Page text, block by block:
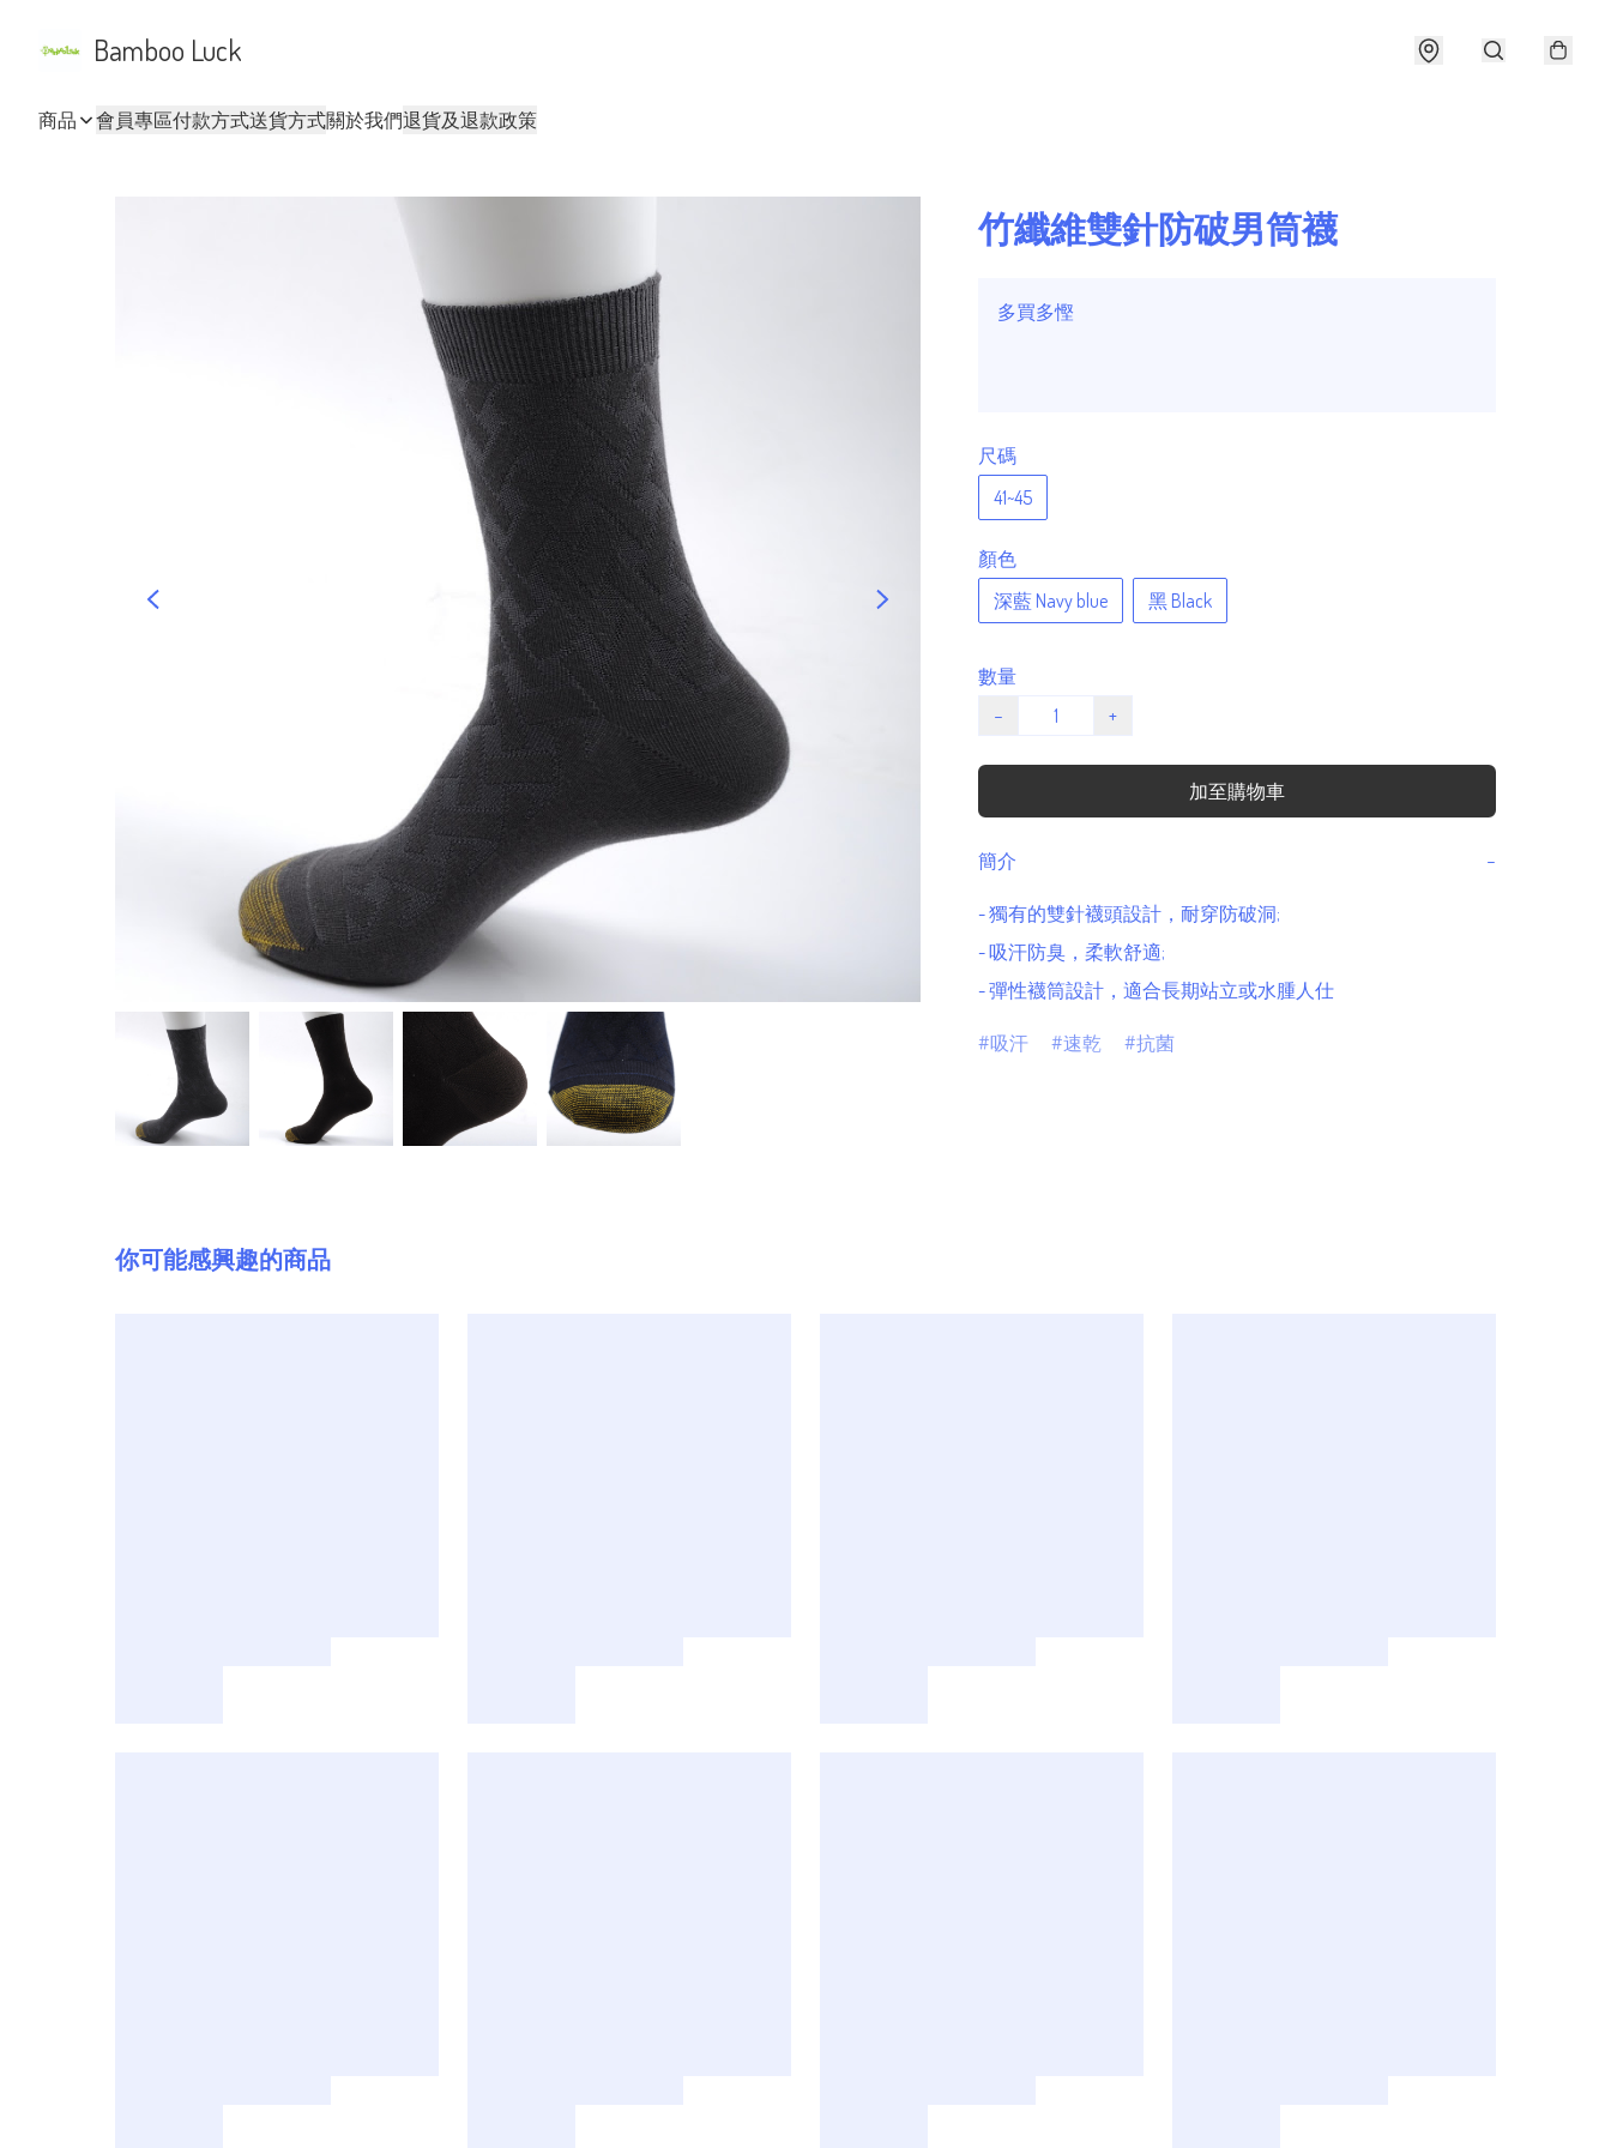
Bamboo Luck
商品 會員專區付款方式送貨方式關於我們退貨及退款政策
竹纖維雙針防破男筒襪
多買多慳
尺碼
41~45
顏色
深藍 Navy blue
黑 Black
數量
−
+
加至購物車
簡介 −
- 獨有的雙針襪頭設計，耐穿防破洞;
- 吸汗防臭，柔軟舒適;
- 彈性襪筒設計，適合長期站立或水腫人仕
吸汗 速乾 抗菌
你可能感興趣的商品